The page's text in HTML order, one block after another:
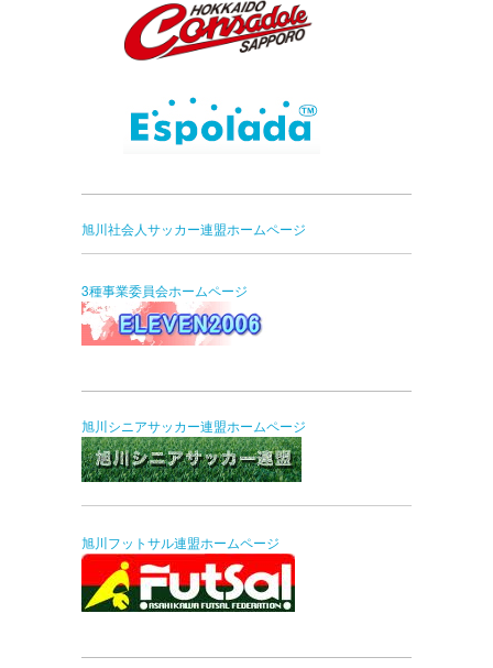
旭川社会人サッカー連盟ホームページ
3種事業委員会ホームページ
旭川シニアサッカー連盟ホームページ
旭川フットサル連盟ホームページ